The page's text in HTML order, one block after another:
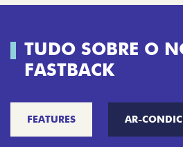
TUDO SOBRE O
FASTBACK
FEATURES AR-